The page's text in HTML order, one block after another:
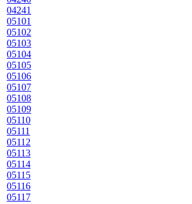
04241
05101
05102
05103
05104
05105
05106
05107
05108
05109
05110
05111
05112
05113
05114
05115
05116
05117